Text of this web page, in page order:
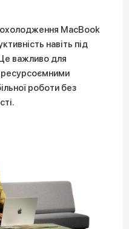
MacBook
навіть під
важливо для
ресурсоємними
роботи без